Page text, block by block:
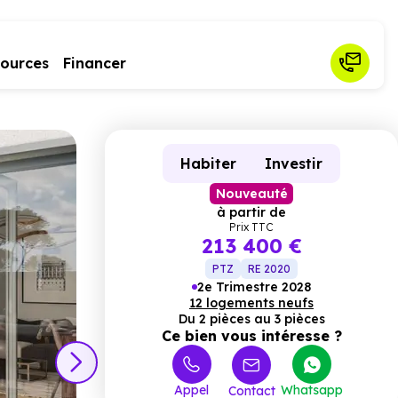
Financer
Habiter Investir
Nouveauté
à partir de
Prix TTC
213 400 €
PTZ RE 2020
2e Trimestre 2028
12 logements neufs
Du 2 pièces au 3 pièces
Ce bien vous intéresse ?
Appel Contact Whatsapp